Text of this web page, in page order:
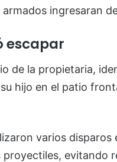
ingresaran
escapar
de la propietaria,
hijo en el patio
varios
evitando